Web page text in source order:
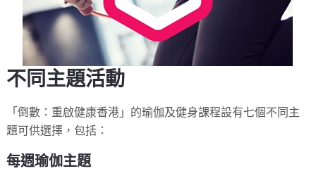
不同主題活動
「倒數：重啟健康香港」的瑜伽及健身課程設有七個不同主
題可供選擇，包括：
每週瑜伽主題